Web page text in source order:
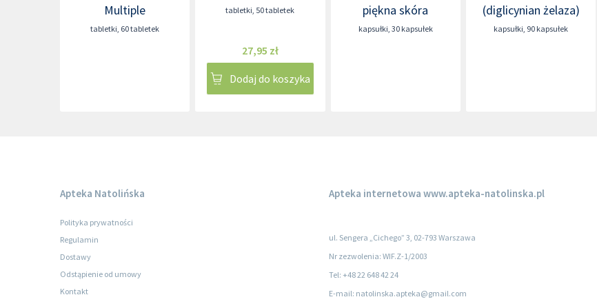
Multiple
tabletki, 60 tabletek
tabletki, 50 tabletek
27,95 zł
Dodaj do koszyka
piękna skóra
kapsułki, 30 kapsułek
(diglicynian żelaza)
kapsułki, 90 kapsułek
Apteka Natolińska
Polityka prywatności
Regulamin
Dostawy
Odstąpienie od umowy
Kontakt
Apteka internetowa www.apteka-natolinska.pl
ul. Sengera „Cichego” 3, 02-793 Warszawa
Nr zezwolenia: WIF.Z-1/2003
Tel: +48 22 648 42 24
E-mail: natolinska.apteka@gmail.com